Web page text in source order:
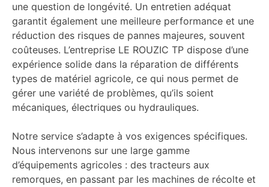
une question de longévité. Un entretien adéquat
garantit également une meilleure performance et une
réduction des risques de pannes majeures, souvent
coûteuses. L’entreprise LE ROUZIC TP dispose d’une
expérience solide dans la réparation de différents
types de matériel agricole, ce qui nous permet de
gérer une variété de problèmes, qu’ils soient
mécaniques, électriques ou hydrauliques.
Notre service s’adapte à vos exigences spécifiques.
Nous intervenons sur une large gamme
d’équipements agricoles : des tracteurs aux
remorques, en passant par les machines de récolte et